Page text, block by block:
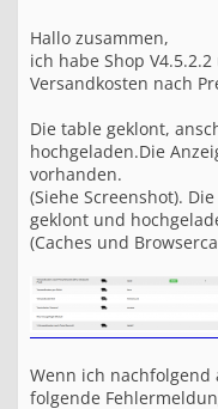
Hallo zusammen,
ich habe Shop
Versandkosten nach
Die table geklont,
hochgeladen.Die
vorhanden.
(Siehe Screenshot).
geklont und
(Caches und
Wenn ich
folgende